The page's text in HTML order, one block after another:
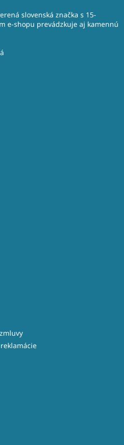
slovenská značka s 15-
e-shopu prevádzkuje aj kamennú